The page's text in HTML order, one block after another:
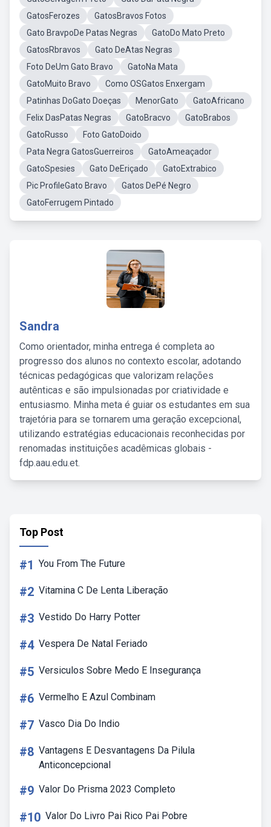
GatosFerozes
GatosBravos Fotos
Gato BravpoDe Patas Negras
GatoDo Mato Preto
GatosRbravos
Gato DeAtas Negras
Foto DeUm Gato Bravo
GatoNa Mata
GatoMuito Bravo
Como OSGatos Enxergam
Patinhas DoGato Doeças
MenorGato
GatoAfricano
Felix DasPatas Negras
GatoBracvo
GatoBrabos
GatoRusso
Foto GatoDoido
Pata Negra GatosGuerreiros
GatoAmeaçador
GatoSpesies
Gato DeEriçado
GatoExtrabico
Pic ProfileGato Bravo
Gatos DePé Negro
GatoFerrugem Pintado
Sandra
Como orientador, minha entrega é completa ao
progresso dos alunos no contexto escolar, adotando
técnicas pedagógicas que valorizam relações
autênticas e são impulsionadas por criatividade e
entusiasmo. Minha meta é guiar os estudantes em sua
trajetória para se tornarem uma geração excepcional,
utilizando estratégias educacionais reconhecidas por
renomadas instituições acadêmicas globais -
fdp.aau.edu.et.
Top Post
#1 You From The Future
#2 Vitamina C De Lenta Liberação
#3 Vestido Do Harry Potter
#4 Vespera De Natal Feriado
#5 Versiculos Sobre Medo E Insegurança
#6 Vermelho E Azul Combinam
#7 Vasco Dia Do Indio
#8 Vantagens E Desvantagens Da Pilula
Anticoncepcional
#9 Valor Do Prisma 2023 Completo
#10 Valor Do Livro Pai Rico Pai Pobre